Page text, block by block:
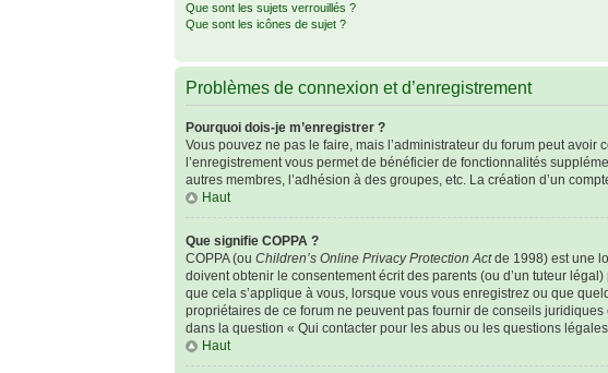
Que sont les sujets verrouillés ?
Que sont les icônes de sujet ?
Problèmes de connexion et d’enregistrement
Pourquoi dois-je m’enregistrer ?
Vous pouvez ne pas le faire, mais l’administrateur du forum peut
l’enregistrement vous permet de bénéficier de fonctionnalités
autres membres, l’adhésion à des groupes, etc. La création d’un
Haut
Que signifie COPPA ?
COPPA (ou Children’s Online Privacy Protection Actde 1998) est une
doivent obtenir le consentement écrit des parents (ou d’un tuteur
que cela s’applique à vous, lorsque vous vous enregistrez ou que
propriétaires de ce forum ne peuvent pas fournir de conseils
dans la question « Qui contacter pour les abus ou les questions
Haut